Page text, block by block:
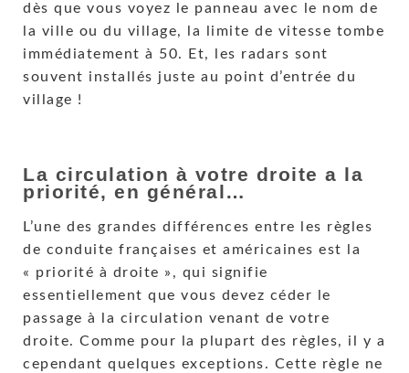
dès que vous voyez le panneau avec le nom de
la ville ou du village, la limite de vitesse tombe
immédiatement à 50. Et, les radars sont
souvent installés juste au point d’entrée du
village !
La circulation à votre droite a la
priorité, en général…
L’une des grandes différences entre les règles
de conduite françaises et américaines est la
« priorité à droite », qui signifie
essentiellement que vous devez céder le
passage à la circulation venant de votre
droite. Comme pour la plupart des règles, il y a
cependant quelques exceptions. Cette règle ne